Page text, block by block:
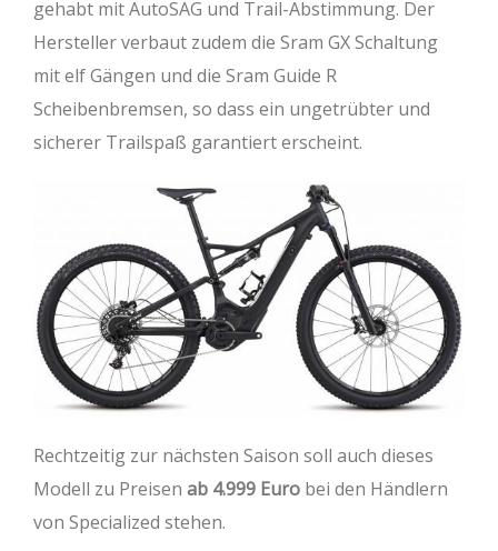
gehabt mit AutoSAG und Trail-Abstimmung. Der
Hersteller verbaut zudem die Sram GX Schaltung
mit elf Gängen und die Sram Guide R
Scheibenbremsen, so dass ein ungetrübter und
sicherer Trailspaß garantiert erscheint.
Rechtzeitig zur nächsten Saison soll auch dieses
Modell zu Preisen ab 4.999 Euro bei den Händlern
von Specialized stehen.